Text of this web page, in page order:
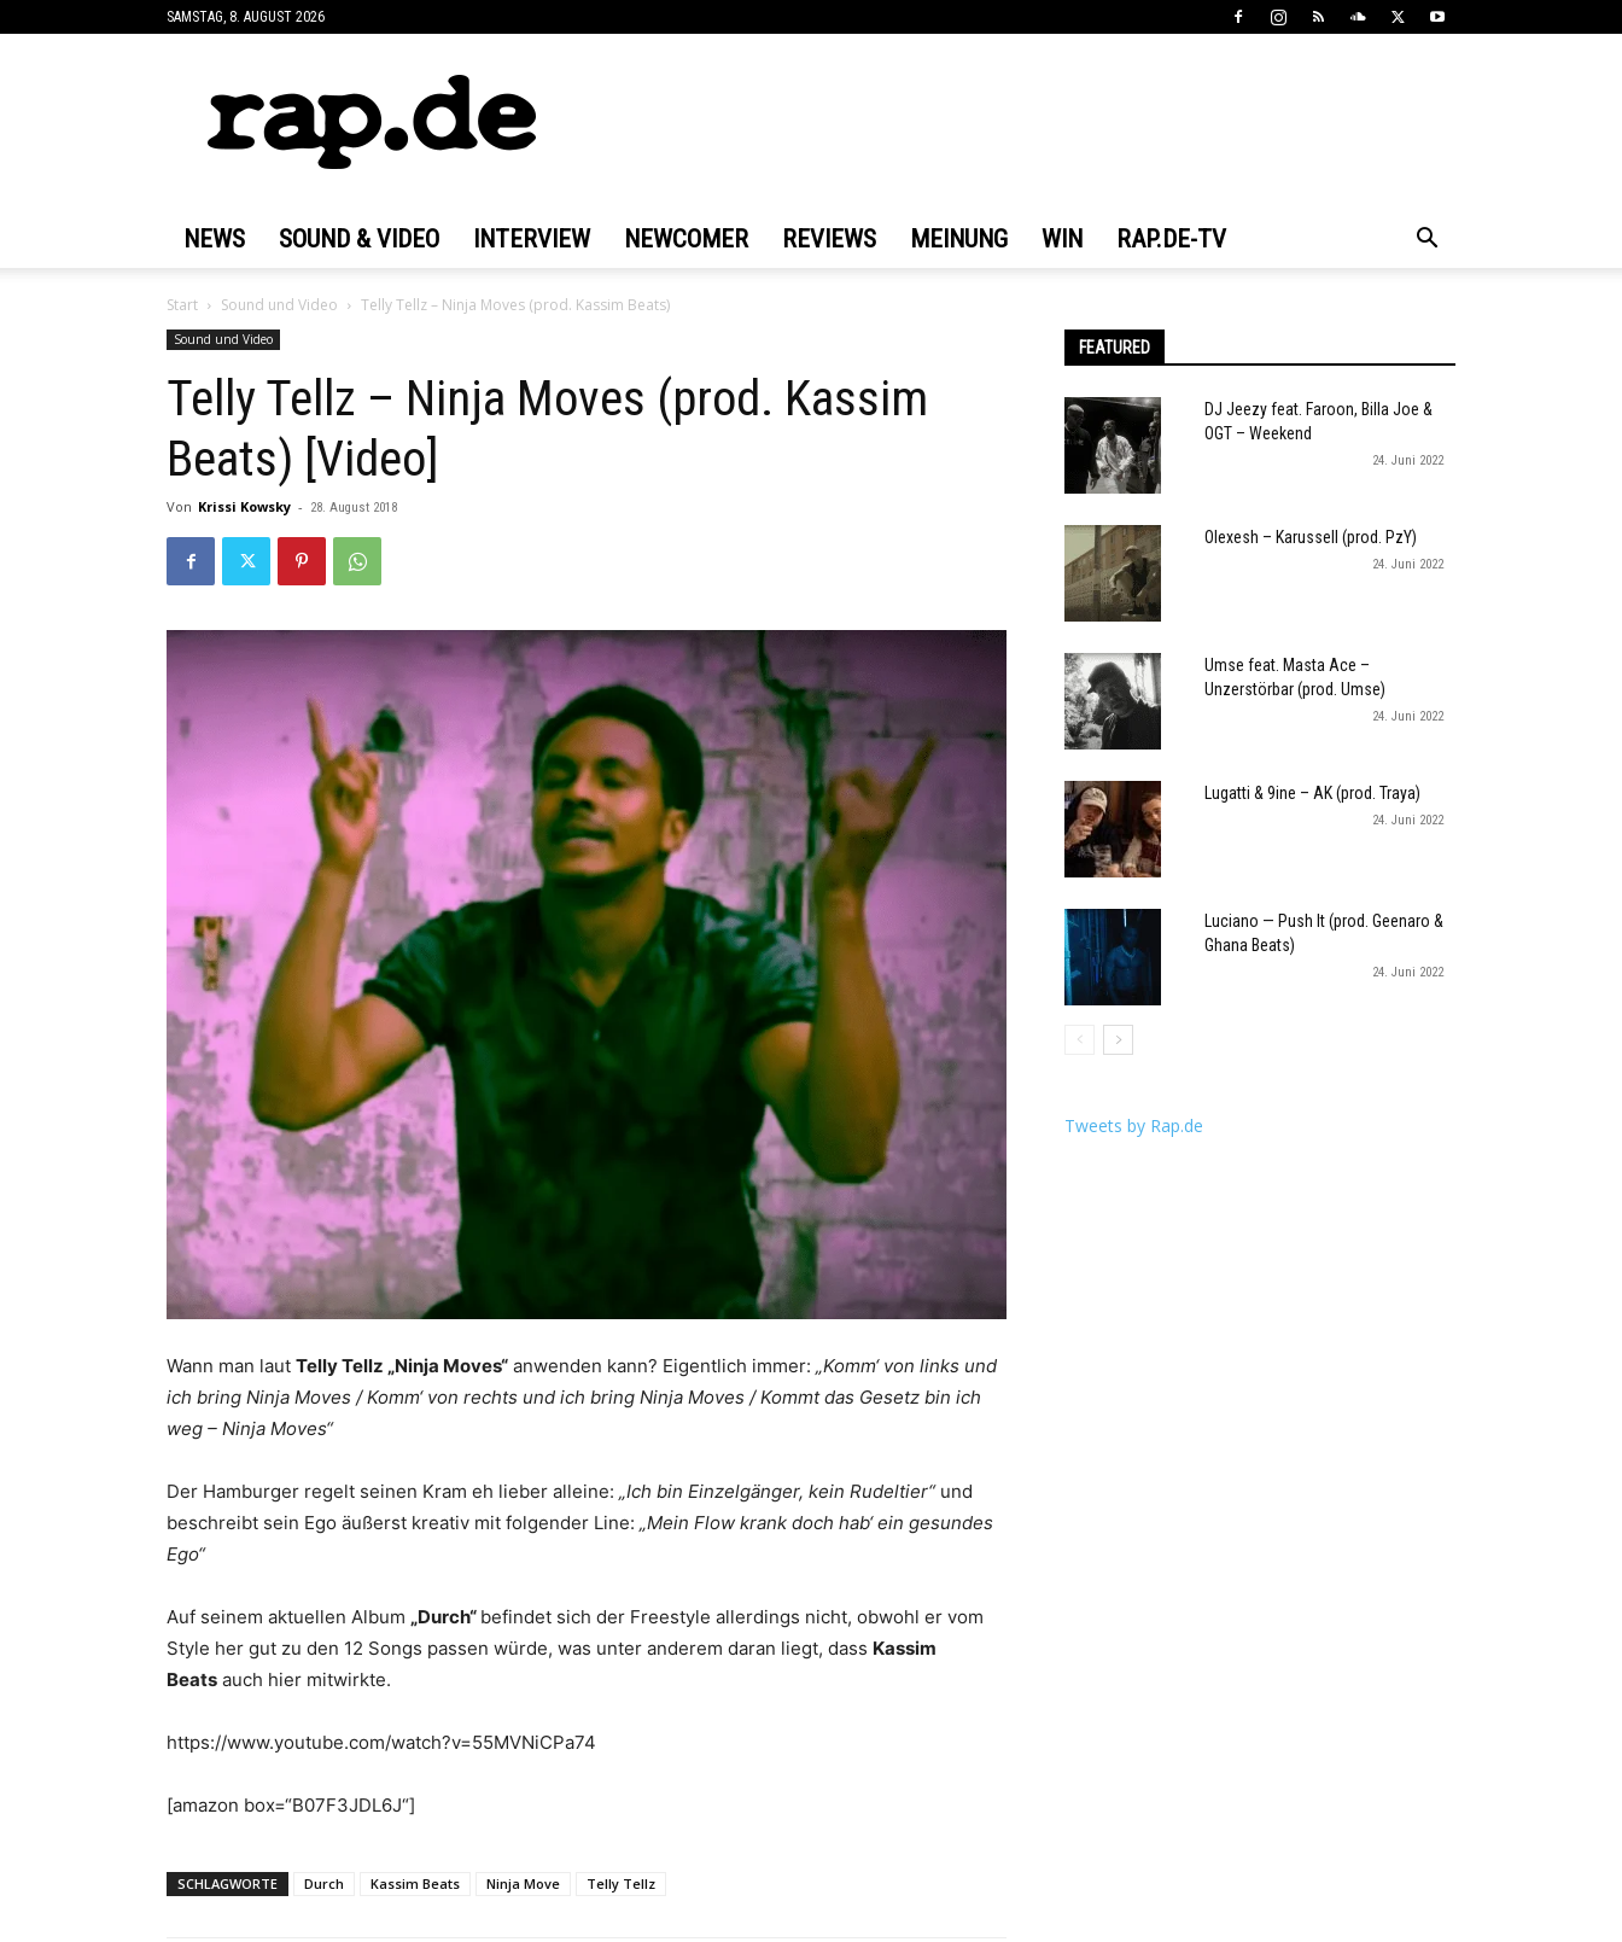
SAMSTAG, 8. AUGUST 2026
NEWS SOUND & VIDEO INTERVIEW NEWCOMER REVIEWS MEINUNG WIN RAP.DE-TV
Start Sound und Video Telly Tellz – Ninja Moves (prod. Kassim Beats)
Sound und Video
Telly Tellz – Ninja Moves (prod. Kassim
Beats) [Video]
Von Krissi Kowsky - 28. August 2018
Wann man laut Telly Tellz „Ninja Moves“ anwenden kann? Eigentlich immer: „Komm‘ von links und
ich bring Ninja Moves / Komm‘ von rechts und ich bring Ninja Moves / Kommt das Gesetz bin ich
weg – Ninja Moves“
Der Hamburger regelt seinen Kram eh lieber alleine: „Ich bin Einzelgänger, kein Rudeltier“ und
beschreibt sein Ego äußerst kreativ mit folgender Line: „Mein Flow krank doch hab‘ ein gesundes
Ego“
Auf seinem aktuellen Album „Durch“ befindet sich der Freestyle allerdings nicht, obwohl er vom
Style her gut zu den 12 Songs passen würde, was unter anderem daran liegt, dass Kassim
Beats auch hier mitwirkte.
https://www.youtube.com/watch?v=55MVNiCPa74
[amazon box=“B07F3JDL6J“]
SCHLAGWORTE Durch Kassim Beats Ninja Move Telly Tellz
FEATURED
DJ Jeezy feat. Faroon, Billa Joe &
OGT – Weekend
24. Juni 2022
Olexesh – Karussell (prod. PzY)
24. Juni 2022
Umse feat. Masta Ace –
Unzerstörbar (prod. Umse)
24. Juni 2022
Lugatti & 9ine – AK (prod. Traya)
24. Juni 2022
Luciano — Push It (prod. Geenaro &
Ghana Beats)
24. Juni 2022
Tweets by Rap.de